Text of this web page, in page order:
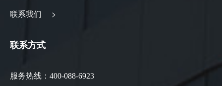
联系我们 >
联系方式
服务热线：400-088-6923